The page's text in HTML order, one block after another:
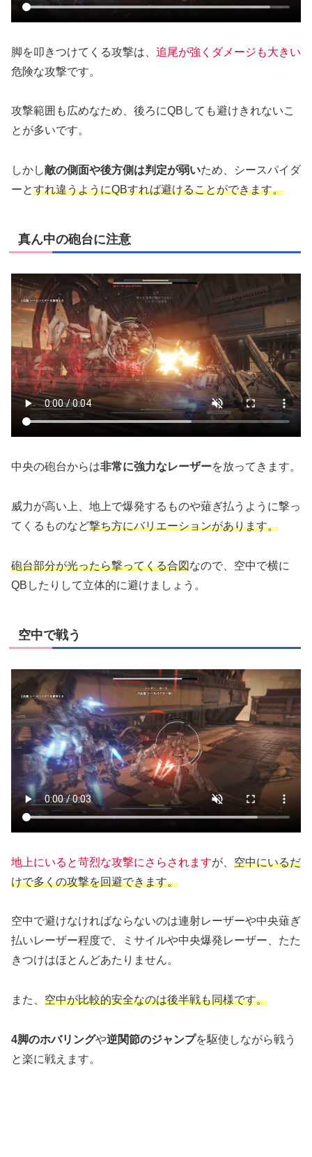
脚を叩きつけてくる攻撃は、 追尾が強くダメージも大きい
危険な攻撃です。
攻撃範囲も広めなため、後ろにQBしても避けきれないこ
とが多いです。
しかし敵の側面や後方側は判定が弱いため、シースパイダ
ーとすれ違うようにQBすれば避けることができます。
真ん中の砲台に注意
中央の砲台からは非常に強力なレーザーを放ってきます。
威力が高い上、地上で爆発するものや薙ぎ払うように撃っ
てくるものなど撃ち方にバリエーションがあります。
砲台部分が光ったら撃ってくる合図なので、空中で横に
QBしたりして立体的に避けましょう。
空中で戦う
地上にいると苛烈な攻撃にさらされますが、 空中にいるだ
けで多くの攻撃を回避できます。
空中で避けなければならないのは連射レーザーや中央薙ぎ
払いレーザー程度で、ミサイルや中央爆発レーザー、たた
きつけはほとんどあたりません。
また、 空中が比較的安全なのは後半戦も同様です。
4脚のホバリングや逆関節のジャンプを駆使しながら戦う
と楽に戦えます。